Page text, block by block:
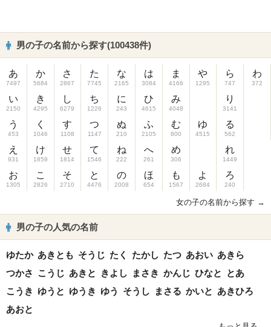
男の子の名前から探す(100438件)
あ
7497
い
2150
う
453
え
931
お
1305
か
5684
き
4295
く
1046
け
1859
こ
2826
さ
2867
し
6279
す
1108
せ
1814
そ
2710
た
7745
ち
1226
つ
1147
て
1546
と
4476
な
2165
に
243
ぬ
210
ね
222
の
2008
は
3084
ひ
4615
ふ
2105
へ
261
ほ
654
ま
4166
み
4048
む
800
め
306
も
1567
や
1295
ゆ
4515
よ
2684
ら
747
り
3141
る
562
れ
1449
ろ
240
わ
372
女の子の名前から探す →
男の子の人気の名前
ゆたか あきとも そうじ たく たかし たつ あおい あきら
つかさ こうじ あきと きよし まさき かんじ ひなと
とあ
こうき ゆうと ゆうき ゆう そうし まさる かいと あきひろ
あおと